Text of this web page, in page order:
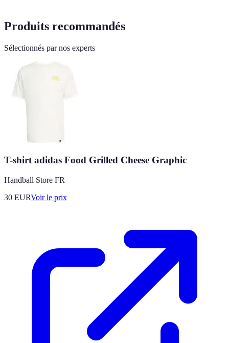
Produits recommandés
Sélectionnés par nos experts
T-shirt adidas Food Grilled Cheese Graphic
Handball Store FR
30 EURVoir le prix